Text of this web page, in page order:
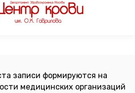
записи формируются на
медицинских организаций